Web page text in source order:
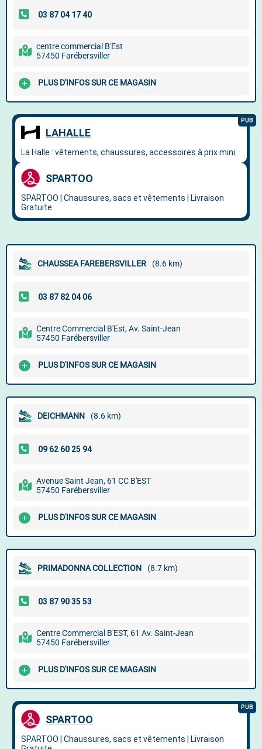
centre commercial B'Est
57450 Farébersviller
PLUS D'INFOS SUR CE MAGASIN
CHAUSSEA FAREBERSVILLER (8.6 km)
Centre Commercial B'Est, Av. Saint-Jean
57450 Farébersviller
PLUS D'INFOS SUR CE MAGASIN
DEICHMANN (8.6 km)
Avenue Saint Jean, 61 CC B'EST
57450 Farébersviller
PLUS D'INFOS SUR CE MAGASIN
PRIMADONNA COLLECTION (8.7 km)
Centre Commercial B'EST, 61 Av. Saint-Jean
57450 Farébersviller
PLUS D'INFOS SUR CE MAGASIN